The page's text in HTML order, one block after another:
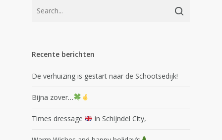
Recente berichten
De verhuizing is gestart naar de Schootsedijk!
Bijna zover…
Times dressage in Schijndel City,